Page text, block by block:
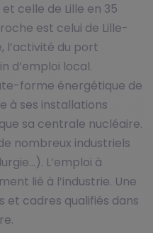
celle de Lille en 35
est celui de Lille-
l’activité du port
d’emploi local.
forme énergétique de
à ses installations
sa centrale nucléaire.
nombreux industriels
L’emploi à
lié à l’industrie. Une
et cadres qualifiés dans